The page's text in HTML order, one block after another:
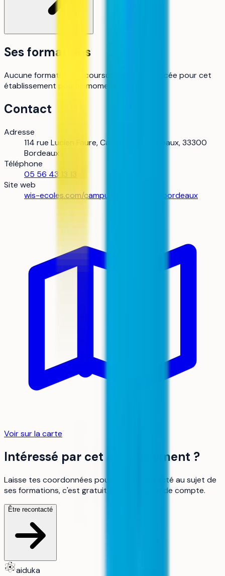
Ses formations
Aucune formation Parcoursup n’est référencée pour cet
établissement pour le moment.
Contact
Adresse
114 rue Lucien Faure, Campus de Bordeaux, 33300
Bordeaux
Téléphone
05 56 43 13 13
Site web
wis-ecoles.com/campus/campus-de-bordeaux
Voir sur la carte
Intéressé par cet établissement ?
Laisse tes coordonnées pour être recontacté au sujet de
ses formations, c'est gratuit, sans création de compte.
Être recontacté
aiduka